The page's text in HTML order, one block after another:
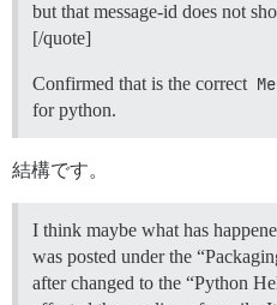
but that message-id does not
[/quote]
Confirmed that is the correct
for python.
結構です。
I think maybe what has
was posted under the
after changed to the “Python